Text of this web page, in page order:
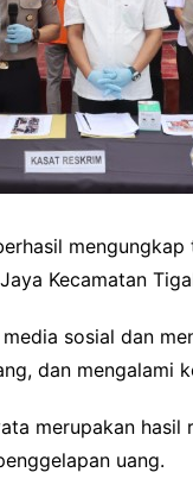
Kecamatan
sosial dan
dan mengalami
merupakan hasil
uang.